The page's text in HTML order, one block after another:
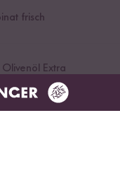
frisch
Olivenöl Extra
Reis Gewürz